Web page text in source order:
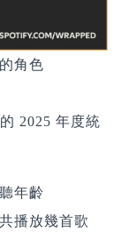
角色
2025 年度統
年齡
播放幾首歌